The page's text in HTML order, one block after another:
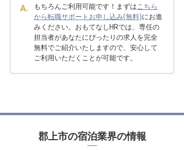
もちろんご利用可能です！まずはこちら
から転職サポートお申し込み(無料)にお進
みください。おもてなしHRでは、専任の
担当者があなたにぴったりの求人を完全
無料でご紹介いたしますので、安心して
ご利用いただくことが可能です。
郡上市の宿泊業界の情報